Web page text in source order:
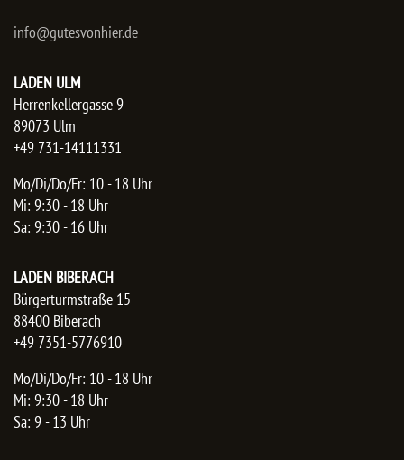
info@gutesvonhier.de
LADEN ULM
Herrenkellergasse 9
89073 Ulm
+49 731-14111331
Mo/Di/Do/Fr: 10 - 18 Uhr
Mi: 9:30 - 18 Uhr
Sa: 9:30 - 16 Uhr
LADEN BIBERACH
Bürgerturmstraße 15
88400 Biberach
+49 7351-5776910
Mo/Di/Do/Fr: 10 - 18 Uhr
Mi: 9:30 - 18 Uhr
Sa: 9 - 13 Uhr